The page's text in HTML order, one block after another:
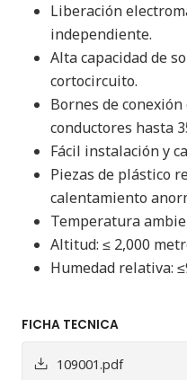
Liberación
independiente.
Alta capacidad de
cortocircuito.
Bornes de
conductores hasta
Fácil instalación y
Piezas de plástico
calentamiento
Temperatura
Altitud: ≤ 2,000
Humedad relativa:
FICHA TECNICA
109001.pdf